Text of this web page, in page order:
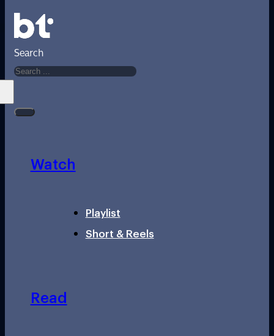
Search
Watch
Playlist
Short & Reels
Read